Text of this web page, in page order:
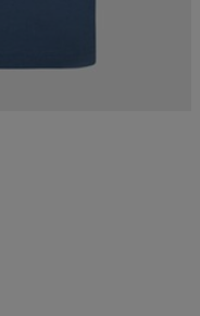
22,99 EUR